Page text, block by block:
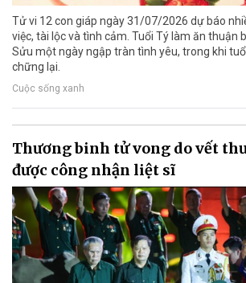
Tử vi 12 con giáp ngày 31/07/2026 dự báo
việc, tài lộc và tình cảm. Tuổi Tý làm ăn thuận
Sửu một ngày ngập tràn tình yêu, trong khi
chững lại.
Cuộc sống xanh
Thương binh tử vong do vết
được công nhận liệt sĩ